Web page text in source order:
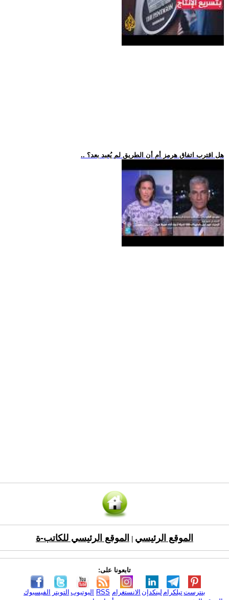
.. هل اقترب اتفاق هرمز أم أن الطريق لم يُعبد بعد؟
الموقع الرئيسي الموقع الرئيسي للكاتب-ة
تابعونا على:
الفيسبوك التويتر اليوتيوب RSS الانستغرام لينكدإن تيلكرامبنترست